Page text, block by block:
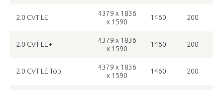
2.0 CVT LE
4379 x 1836
x 1590
1460 200
2.0 CVT LE+
4379 x 1836
x 1590
1460 200
2.0 CVT LE Top
4379 x 1836
x 1590
1460 200